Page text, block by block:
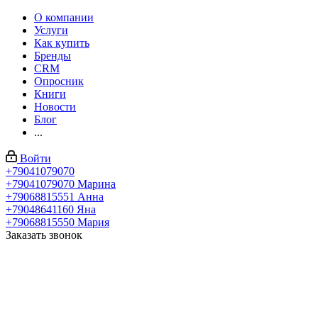
О компании
Услуги
Как купить
Бренды
CRM
Опросник
Книги
Новости
Блог
...
Войти
+79041079070
+79041079070 Марина
+79068815551 Анна
+79048641160 Яна
+79068815550 Мария
Заказать звонок